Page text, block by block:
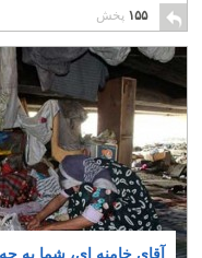
۱۵۵ پخش
آقای خامنه ای، شما به چه